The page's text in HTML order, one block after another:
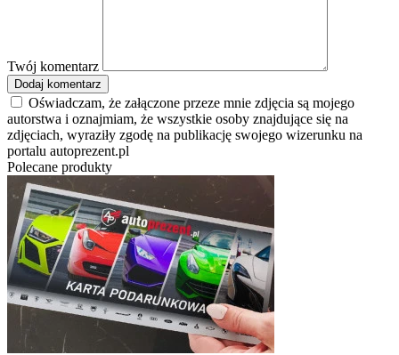
Twój komentarz
Dodaj komentarz
Oświadczam, że załączone przeze mnie zdjęcia są mojego
autorstwa i oznajmiam, że wszystkie osoby znajdujące się na
zdjęciach, wyraziły zgodę na publikację swojego wizerunku na
portalu autoprezent.pl
Polecane produkty